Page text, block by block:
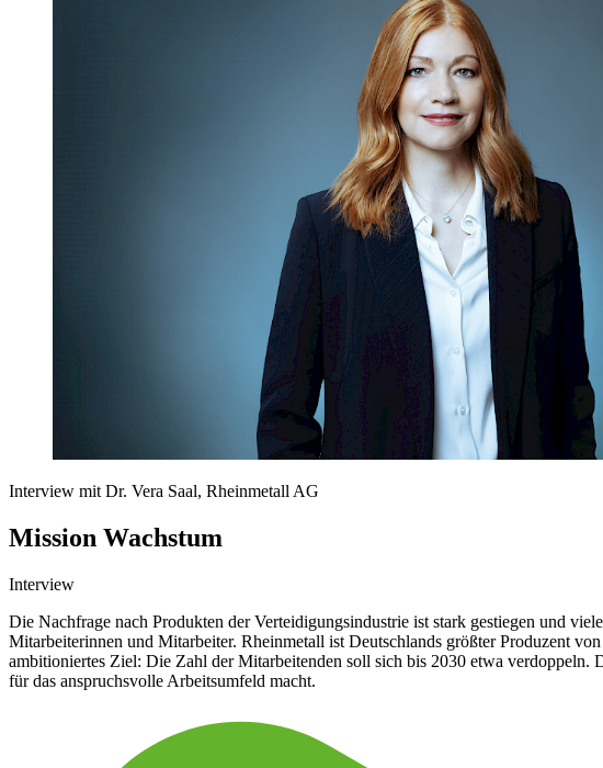
Interview mit Dr. Vera Saal, Rheinmetall AG
Mission Wachstum
Interview
Die Nachfrage nach Produkten der Verteidigungsindustrie ist stark gestiegen und
Mitarbeiterinnen und Mitarbeiter. Rheinmetall ist Deutschlands größter Produzent
ambitioniertes Ziel: Die Zahl der Mitarbeitenden soll sich bis 2030 etwa verdoppeln.
für das anspruchsvolle Arbeitsumfeld macht.